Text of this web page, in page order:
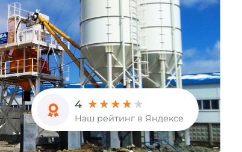
4
Наш рейтинг в Яндексе